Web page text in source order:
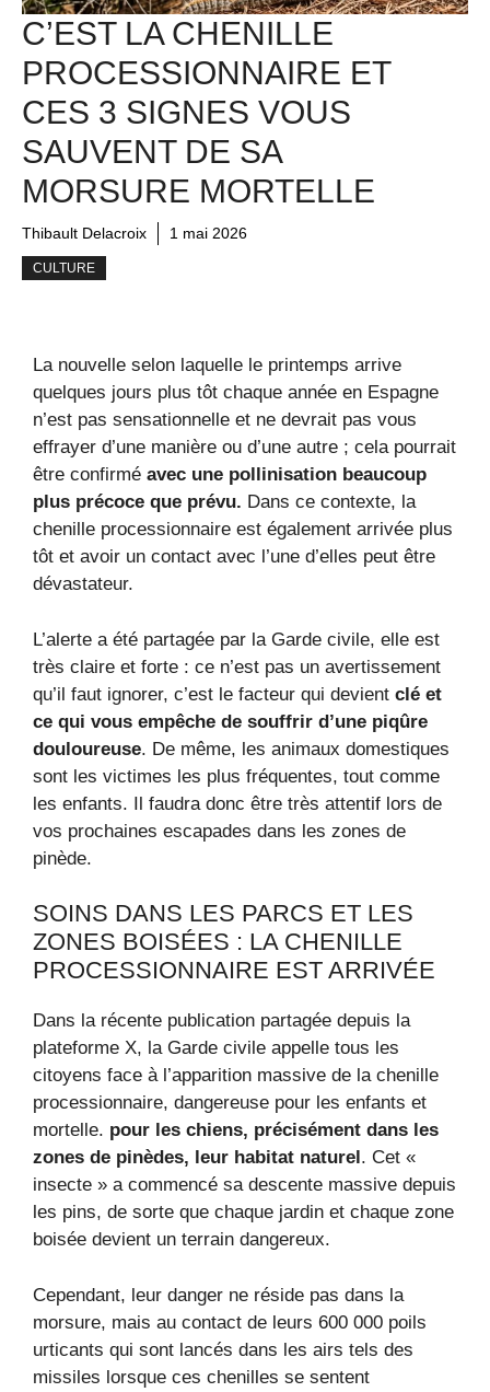
C’EST LA CHENILLE
PROCESSIONNAIRE ET
CES 3 SIGNES VOUS
SAUVENT DE SA
MORSURE MORTELLE
Thibault Delacroix 1 mai 2026
CULTURE
La nouvelle selon laquelle le printemps arrive
quelques jours plus tôt chaque année en Espagne
n’est pas sensationnelle et ne devrait pas vous
effrayer d’une manière ou d’une autre ; cela pourrait
être confirmé avec une pollinisation beaucoup
plus précoce que prévu. Dans ce contexte, la
chenille processionnaire est également arrivée plus
tôt et avoir un contact avec l’une d’elles peut être
dévastateur.
L’alerte a été partagée par la Garde civile, elle est
très claire et forte : ce n’est pas un avertissement
qu’il faut ignorer, c’est le facteur qui devient clé et
ce qui vous empêche de souffrir d’une piqûre
douloureuse. De même, les animaux domestiques
sont les victimes les plus fréquentes, tout comme
les enfants. Il faudra donc être très attentif lors de
vos prochaines escapades dans les zones de
pinède.
SOINS DANS LES PARCS ET LES
ZONES BOISÉES : LA CHENILLE
PROCESSIONNAIRE EST ARRIVÉE
Dans la récente publication partagée depuis la
plateforme X, la Garde civile appelle tous les
citoyens face à l’apparition massive de la chenille
processionnaire, dangereuse pour les enfants et
mortelle. pour les chiens, précisément dans les
zones de pinèdes, leur habitat naturel . Cet «
insecte » a commencé sa descente massive depuis
les pins, de sorte que chaque jardin et chaque zone
boisée devient un terrain dangereux.
Cependant, leur danger ne réside pas dans la
morsure, mais au contact de leurs 600 000 poils
urticants qui sont lancés dans les airs tels des
missiles lorsque ces chenilles se sentent